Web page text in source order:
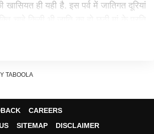
खासियत ही यही है. इस पर्व में जातिगत दूरियां
वाली वस्तुएं जैसे अरता का पत्ता, सूप-दौरा,
TABOOLA
CAREERS
SITEMAP DISCLAIMER